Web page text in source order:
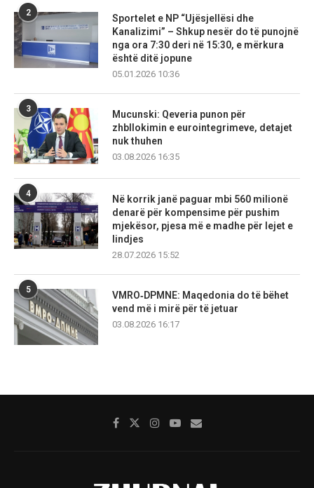
2
Sportelet e NP “Ujësjellësi dhe
Kanalizimi” – Shkup nesër do të punojnë
nga ora 7:30 deri në 15:30, e mërkura
është ditë jopune
05.01.2026 10:36
3
Mucunski: Qeveria punon për
zhbllokimin e eurointegrimeve, detajet
nuk thuhen
03.08.2026 16:35
4
Në korrik janë paguar mbi 560 milionë
denarë për kompensime për pushim
mjekësor, pjesa më e madhe për lejet e
lindjes
28.07.2026 15:52
5
VMRO‑DPMNE: Maqedonia do të bëhet
vend më i mirë për të jetuar
03.08.2026 16:17